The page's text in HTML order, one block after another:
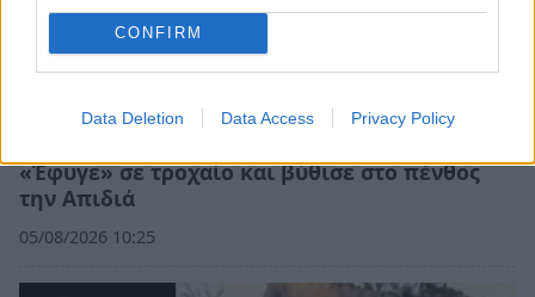
CONFIRM
Data Deletion Data Access Privacy Policy
«Έφυγε» σε τροχαίο και βύθισε στο πένθος
την Απιδιά
05/08/2026 10:25